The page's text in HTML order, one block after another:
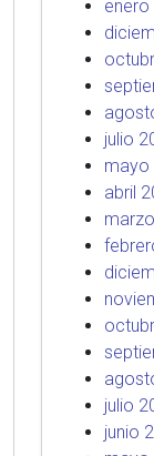
enero
julio
mayo
abril
julio
junio